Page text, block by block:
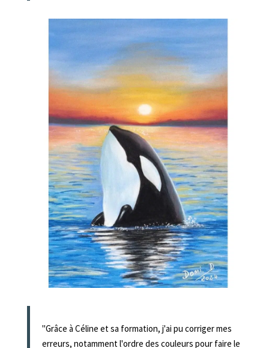
"Grâce à Céline et sa formation, j'ai pu corriger mes
erreurs, notamment l'ordre des couleurs pour faire le